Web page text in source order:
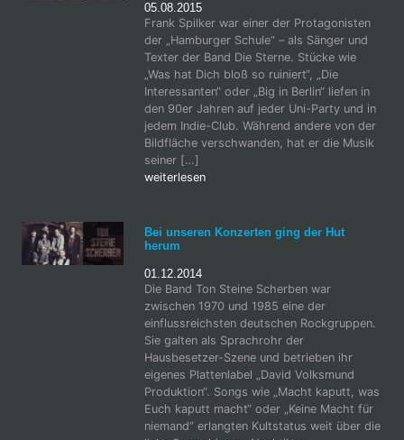
05.08.2015
Frank Spilker war einer der Protagonisten
der „Hamburger Schule“ – als Sänger und
Texter der Band Die Sterne. Stücke wie
„Was hat Dich bloß so ruiniert“, „Die
Interessanten“ oder „Big in Berlin“ liefen in
den 90er Jahren auf jeder Uni-Party und in
jedem Indie-Club. Während andere von der
Bildfläche verschwanden, hat er die Musik
seiner […]
weiterlesen
Bei unseren Konzerten ging der Hut
herum
01.12.2014
Die Band Ton Steine Scherben war
zwischen 1970 und 1985 eine der
einflussreichsten deutschen Rockgruppen.
Sie galten als Sprachrohr der
Hausbesetzer-Szene und betrieben ihr
eigenes Plattenlabel „David Volksmund
Produktion“. Songs wie „Macht kaputt, was
Euch kaputt macht“ oder „Keine Macht für
niemand“ erlangten Kultstatus weit über die